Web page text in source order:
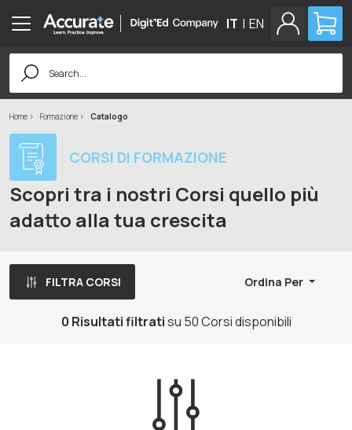
IT | EN
Search
for:
Home Formazione Catalogo
CORSI DI FORMAZIONE
Scopri tra i nostri Corsi quello più
adatto alla tua crescita
FILTRA CORSI Ordina Per
0 Risultati filtratisu 50 Corsi disponibili